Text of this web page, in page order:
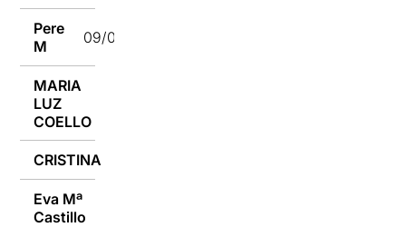
Pere
M
09/07/2018
MARIA
LUZ
COELLO
CRISTINA
Eva Mª
Castillo